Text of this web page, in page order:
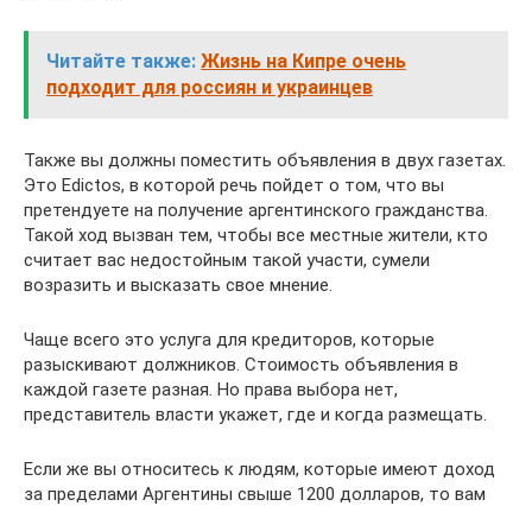
Читайте также: Жизнь на Кипре очень
подходит для россиян и украинцев
Также вы должны поместить объявления в двух газетах.
Это Edictos, в которой речь пойдет о том, что вы
претендуете на получение аргентинского гражданства.
Такой ход вызван тем, чтобы все местные жители, кто
считает вас недостойным такой участи, сумели
возразить и высказать свое мнение.
Чаще всего это услуга для кредиторов, которые
разыскивают должников. Стоимость объявления в
каждой газете разная. Но права выбора нет,
представитель власти укажет, где и когда размещать.
Если же вы относитесь к людям, которые имеют доход
за пределами Аргентины свыше 1200 долларов, то вам